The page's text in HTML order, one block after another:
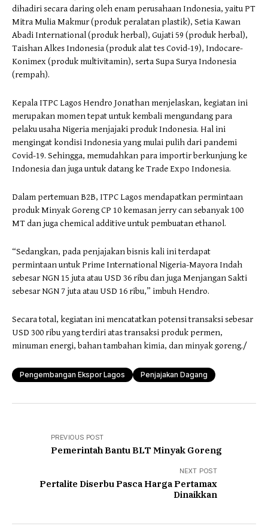
dihadiri secara daring oleh enam perusahaan Indonesia, yaitu PT
Mitra Mulia Makmur (produk peralatan plastik), Setia Kawan
Abadi International (produk herbal), Gujati 59 (produk herbal),
Taishan Alkes Indonesia (produk alat tes Covid-19), Indocare-
Konimex (produk multivitamin), serta Supa Surya Indonesia
(rempah).
Kepala ITPC Lagos Hendro Jonathan menjelaskan, kegiatan ini
merupakan momen tepat untuk kembali mengundang para
pelaku usaha Nigeria menjajaki produk Indonesia. Hal ini
mengingat kondisi Indonesia yang mulai pulih dari pandemi
Covid-19. Sehingga, memudahkan para importir berkunjung ke
Indonesia dan juga untuk datang ke Trade Expo Indonesia.
Dalam pertemuan B2B, ITPC Lagos mendapatkan permintaan
produk Minyak Goreng CP 10 kemasan jerry can sebanyak 100
MT dan juga chemical additive untuk pembuatan ethanol.
“Sedangkan, pada penjajakan bisnis kali ini terdapat
permintaan untuk Prime International Nigeria-Mayora Indah
sebesar NGN 15 juta atau USD 36 ribu dan juga Menjangan Sakti
sebesar NGN 7 juta atau USD 16 ribu,” imbuh Hendro.
Secara total, kegiatan ini mencatatkan potensi transaksi sebesar
USD 300 ribu yang terdiri atas transaksi produk permen,
minuman energi, bahan tambahan kimia, dan minyak goreng./
Pengembangan Ekspor Lagos Penjajakan Dagang
PREVIOUS POST
Pemerintah Bantu BLT Minyak Goreng
NEXT POST
Pertalite Diserbu Pasca Harga Pertamax
Dinaikkan